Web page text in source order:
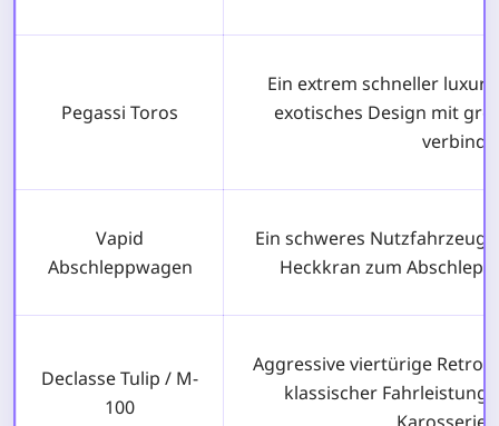
Pegassi Toros
Ein extrem schneller
exotisches Design mit
Vapid
Abschleppwagen
Ein schweres
Heckkran zum
Declasse Tulip / M-
100
Aggressive viertürige Retro-
klassischer Fahrleistung